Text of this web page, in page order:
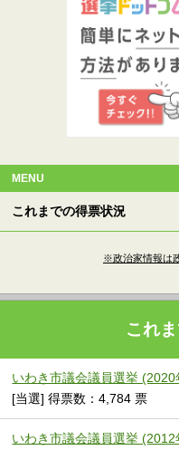
MENU
これまでの得票状況
※政治家情報は
これ
いわき市議会議員選挙
[当選] 得票数：4,784 票
いわき市議会議員選挙